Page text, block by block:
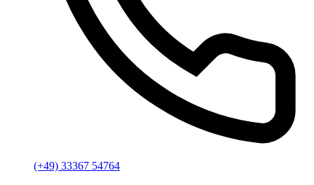
(+49) 33367 54764